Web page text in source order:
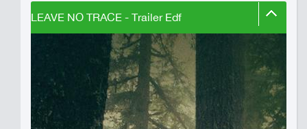
LEAVE NO TRACE - Trailer Edf